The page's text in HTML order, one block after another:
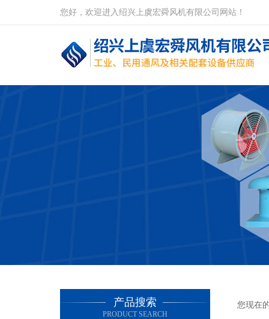
您好，欢迎进入绍兴上虞宏舜风机有限公司网站！
产品搜索
PRODUCT SEARCH
您现在